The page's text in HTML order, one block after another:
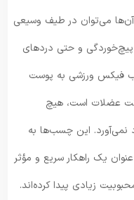
می‌توان در طیف وسیعی
و حتی دردهای
فیکس ورزشی به پوست
عضلات است، هیچ
نمی‌آورد. این چسب‌ها به
یک راهکار سریع و مؤثر
زیادی پیدا کرده‌اند.